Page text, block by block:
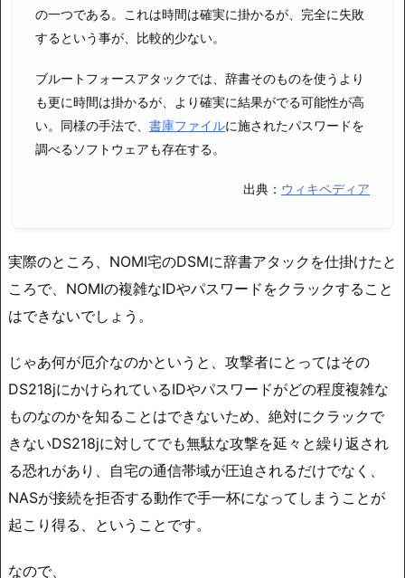
の一つである。これは時間は確実に掛かるが、完全に失敗
するという事が、比較的少ない。
ブルートフォースアタックでは、辞書そのものを使うより
も更に時間は掛かるが、より確実に結果がでる可能性が高
い。同様の手法で、 書庫ファイルに施されたパスワードを
調べるソフトウェアも存在する。
出典： ウィキペディア
実際のところ、NOMI宅のDSMに辞書アタックを仕掛けたと
ころで、NOMIの複雑なIDやパスワードをクラックすること
はできないでしょう。
じゃあ何が厄介なのかというと、攻撃者にとってはその
DS218jにかけられているIDやパスワードがどの程度複雑な
ものなのかを知ることはできないため、絶対にクラックで
きないDS218jに対してでも無駄な攻撃を延々と繰り返され
る恐れがあり、自宅の通信帯域が圧迫されるだけでなく、
NASが接続を拒否する動作で手一杯になってしまうことが
起こり得る、ということです。
なので、